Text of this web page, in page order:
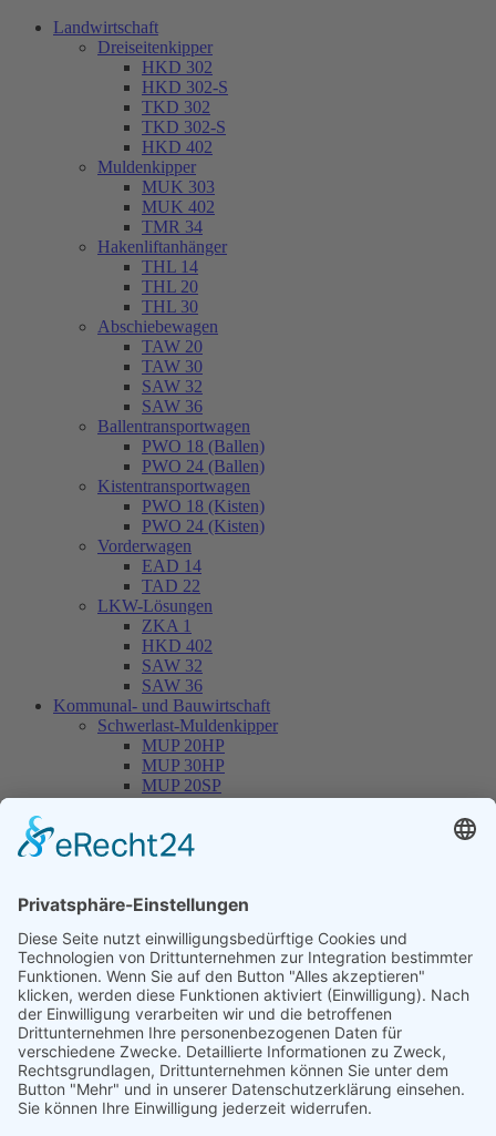
Landwirtschaft
Dreiseitenkipper
HKD 302
HKD 302-S
TKD 302
TKD 302-S
HKD 402
Muldenkipper
MUK 303
MUK 402
TMR 34
Hakenliftanhänger
THL 14
THL 20
THL 30
Abschiebewagen
TAW 20
TAW 30
SAW 32
SAW 36
Ballentransportwagen
PWO 18 (Ballen)
PWO 24 (Ballen)
Kistentransportwagen
PWO 18 (Kisten)
PWO 24 (Kisten)
Vorderwagen
EAD 14
TAD 22
LKW-Lösungen
ZKA 1
HKD 402
SAW 32
SAW 36
Kommunal- und Bauwirtschaft
Schwerlast-Muldenkipper
MUP 20HP
MUP 30HP
MUP 20SP
THL 14
Container
Maschinenplatz
Vermietung
Service / Werkstatt
Unternehmen
Online-Shop
Händlerlogin
Aktuell
Road-Show
Veranstaltungen